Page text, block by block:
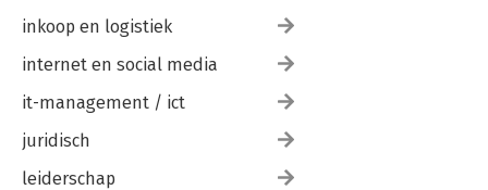
inkoop en logistiek
internet en social media
it-management / ict
juridisch
leiderschap